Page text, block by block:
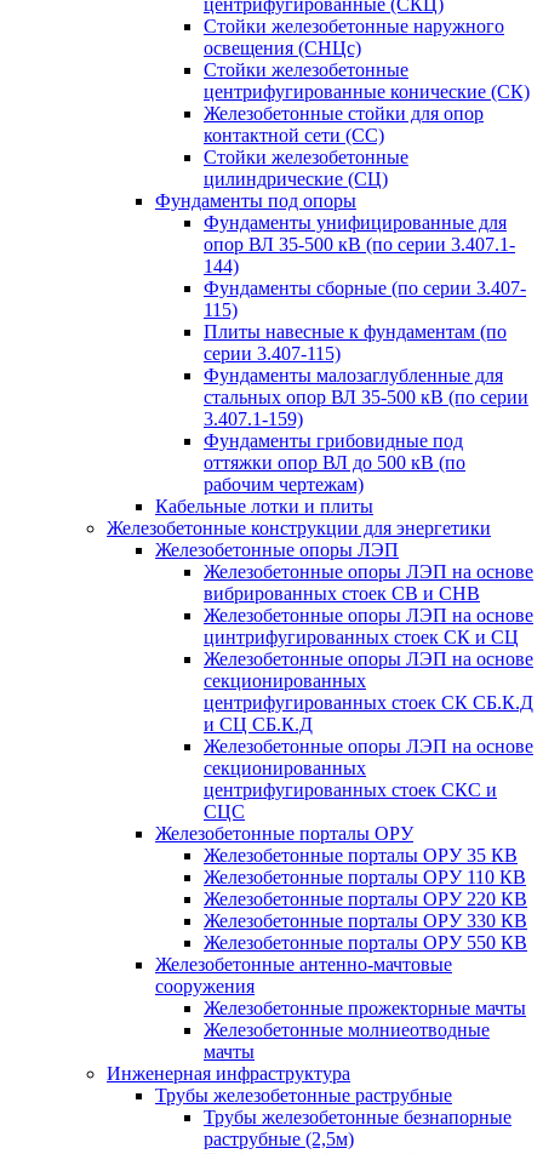
центрифугированные (СКЦ)
Стойки железобетонные наружного
освещения (СНЦс)
Стойки железобетонные
центрифугированные конические (СК)
Железобетонные стойки для опор
контактной сети (СС)
Стойки железобетонные
цилиндрические (СЦ)
Фундаменты под опоры
Фундаменты унифицированные для
опор ВЛ 35-500 кВ (по серии 3.407.1-
144)
Фундаменты сборные (по серии 3.407-
115)
Плиты навесные к фундаментам (по
серии 3.407-115)
Фундаменты малозаглубленные для
стальных опор ВЛ 35-500 кВ (по серии
3.407.1-159)
Фундаменты грибовидные под
оттяжки опор ВЛ до 500 кВ (по
рабочим чертежам)
Кабельные лотки и плиты
Железобетонные конструкции для энергетики
Железобетонные опоры ЛЭП
Железобетонные опоры ЛЭП на основе
вибрированных стоек СВ и СНВ
Железобетонные опоры ЛЭП на основе
цинтрифугированных стоек СК и СЦ
Железобетонные опоры ЛЭП на основе
секционированных
центрифугированных стоек СК СБ.К.Д
и СЦ СБ.К.Д
Железобетонные опоры ЛЭП на основе
секционированных
центрифугированных стоек СКС и
СЦС
Железобетонные порталы ОРУ
Железобетонные порталы ОРУ 35 КВ
Железобетонные порталы ОРУ 110 КВ
Железобетонные порталы ОРУ 220 КВ
Железобетонные порталы ОРУ 330 КВ
Железобетонные порталы ОРУ 550 КВ
Железобетонные антенно-мачтовые
сооружения
Железобетонные прожекторные мачты
Железобетонные молниеотводные
мачты
Инженерная инфраструктура
Трубы железобетонные раструбные
Трубы железобетонные безнапорные
раструбные (2,5м)